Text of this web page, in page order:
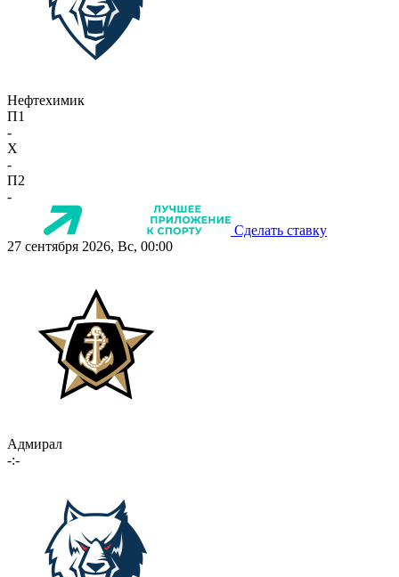
Нефтехимик
П1
-
X
-
П2
-
Сделать ставку
27 сентября 2026, Вс, 00:00
Адмирал
-:-